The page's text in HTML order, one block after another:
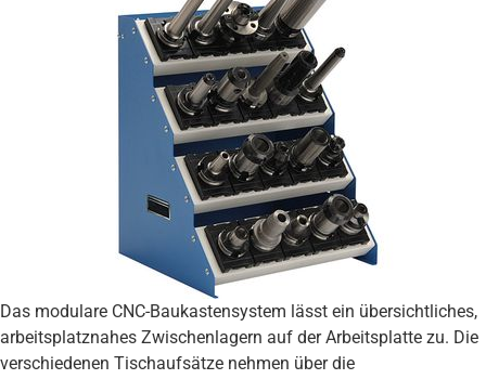
Das modulare CNC-Baukastensystem lässt ein übersichtliches,
arbeitsplatznahes Zwischenlagern auf der Arbeitsplatte zu. Die
verschiedenen Tischaufsätze nehmen über die